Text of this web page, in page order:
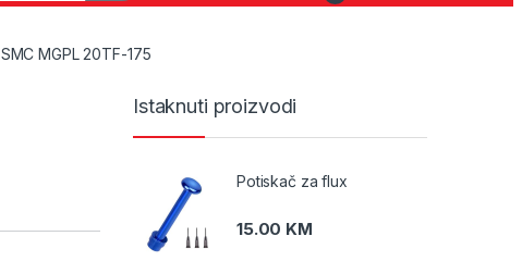
SMC MGPL 20TF-175
Istaknuti proizvodi
Potiskač za flux
15.00 KM